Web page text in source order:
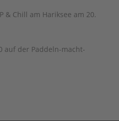
& Chill am Hariksee am 20.
auf der Paddeln-macht-